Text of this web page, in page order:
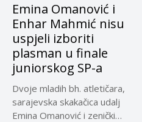
Emina Omanović i
Enhar Mahmić nisu
uspjeli izboriti
plasman u finale
juniorskog SP-a
Dvoje mladih bh. atletičara,
sarajevska skakačica udalj
Emina Omanović i zenički